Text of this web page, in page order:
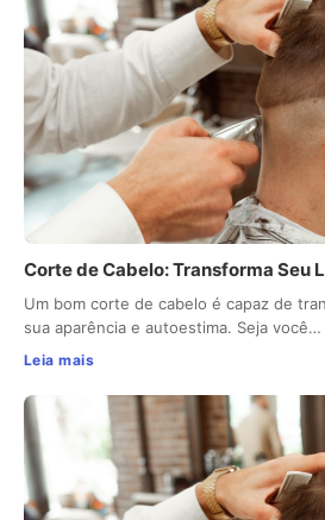
Corte de Cabelo: Transforma Seu
Um bom corte de cabelo é capaz de
sua aparência e autoestima. Seja você…
Leia mais